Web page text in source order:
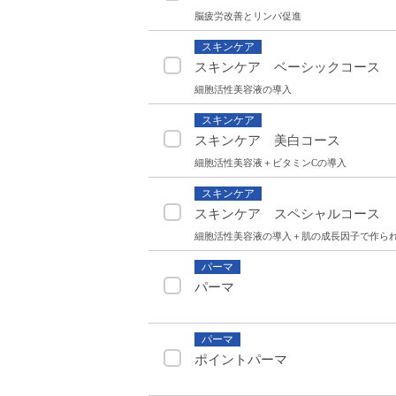
脳疲労改善とリンパ促進
スキンケア
スキンケア ベーシックコース
細胞活性美容液の導入
スキンケア
スキンケア 美白コース
細胞活性美容液＋ビタミンCの導入
スキンケア
スキンケア スペシャルコース
細胞活性美容液の導入＋肌の成長因子で作ら
パーマ
パーマ
パーマ
ポイントパーマ